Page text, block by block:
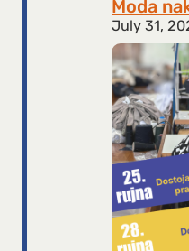
Moda
July 31,